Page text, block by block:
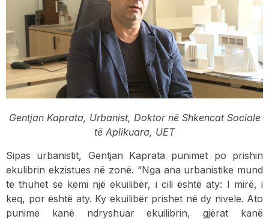
Gentjan Kaprata, Urbanist, Doktor në Shkencat Sociale
të Aplikuara, UET
Sipas urbanistit, Gentjan Kaprata punimet po prishin
ekulibrin ekzistues në zonë. “Nga ana urbanistike mund
të thuhet se kemi një ekuilibër, i cili është aty: I mirë, i
keq, por është aty. Ky ekuilibër prishet në dy nivele. Ato
punime kanë ndryshuar ekuilibrin, gjërat kanë